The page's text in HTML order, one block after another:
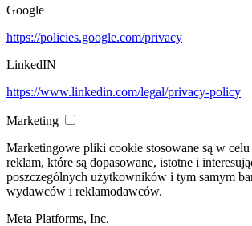
Google
https://policies.google.com/privacy
LinkedIN
https://www.linkedin.com/legal/privacy-policy
Marketing
Marketingowe pliki cookie stosowane są w
reklam, które są dopasowane, istotne i
poszczególnych użytkowników i tym samym
wydawców i reklamodawców.
Meta Platforms, Inc.